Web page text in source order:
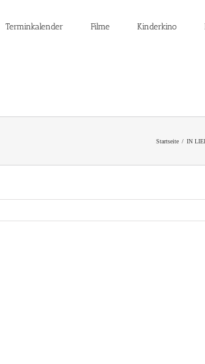
Terminkalender Filme Kinderkino
Startseite IN